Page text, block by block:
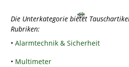
Die Unterkategorie bietet
Rubriken:
•Alarmtechnik & Sicherheit
• Multimeter